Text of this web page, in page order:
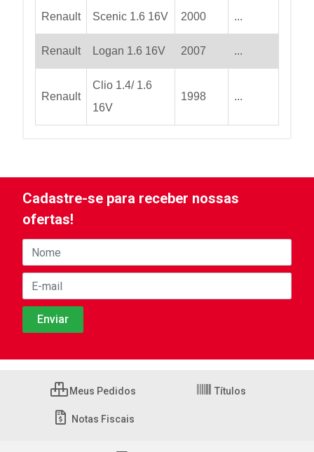
Renault Scenic 1.6 16V 2000 ...
Renault Logan 1.6 16V 2007 ...
Renault
Clio 1.4/ 1.6
16V
1998 ...
Cadastre-se para receber nossas
ofertas!
Meus Pedidos Títulos
Notas Fiscais